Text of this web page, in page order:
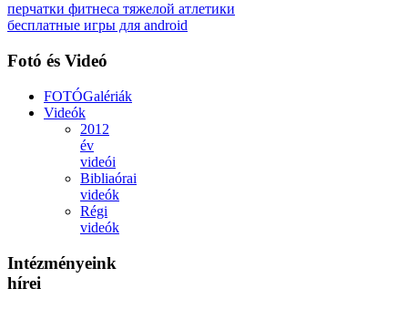
перчатки фитнеса тяжелой атлетики
бесплатные игры для android
Fotó és Videó
FOTÓGalériák
Videók
2012
év
videói
Bibliaórai
videók
Régi
videók
Intézményeink
hírei